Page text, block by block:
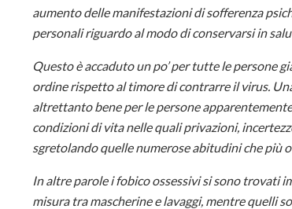
aumento delle manifestazioni di sofferenza
personali riguardo al modo di conservarsi in
Questo è accaduto un po’ per tutte le persone
ordine rispetto al timore di contrarre il virus.
altrettanto bene per le persone
condizioni di vita nelle quali privazioni,
sgretolando quelle numerose abitudini che più
In altre parole i fobico ossessivi si sono trovati
misura tra mascherine e lavaggi, mentre quelli